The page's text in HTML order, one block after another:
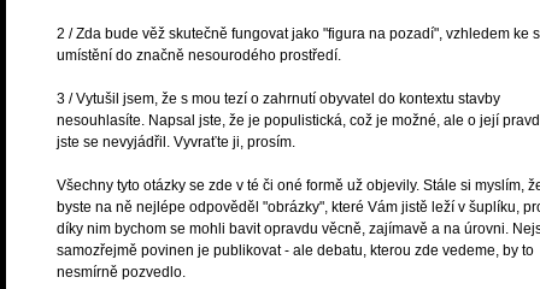
2 / Zda bude věž skutečně fungovat jako "figura na pozadí", vzhledem ke
umístění do značně nesourodého prostředí.
3 / Vytušil jsem, že s mou tezí o zahrnutí obyvatel do kontextu stavby
nesouhlasíte. Napsal jste, že je populistická, což je možné, ale o její
jste se nevyjádřil. Vyvraťte ji, prosím.
Všechny tyto otázky se zde v té či oné formě už objevily. Stále si myslím,
byste na ně nejlépe odpověděl "obrázky", které Vám jistě leží v šuplíku,
díky nim bychom se mohli bavit opravdu věcně, zajímavě a na úrovni.
samozřejmě povinen je publikovat - ale debatu, kterou zde vedeme, by to
nesmírně pozvedlo.